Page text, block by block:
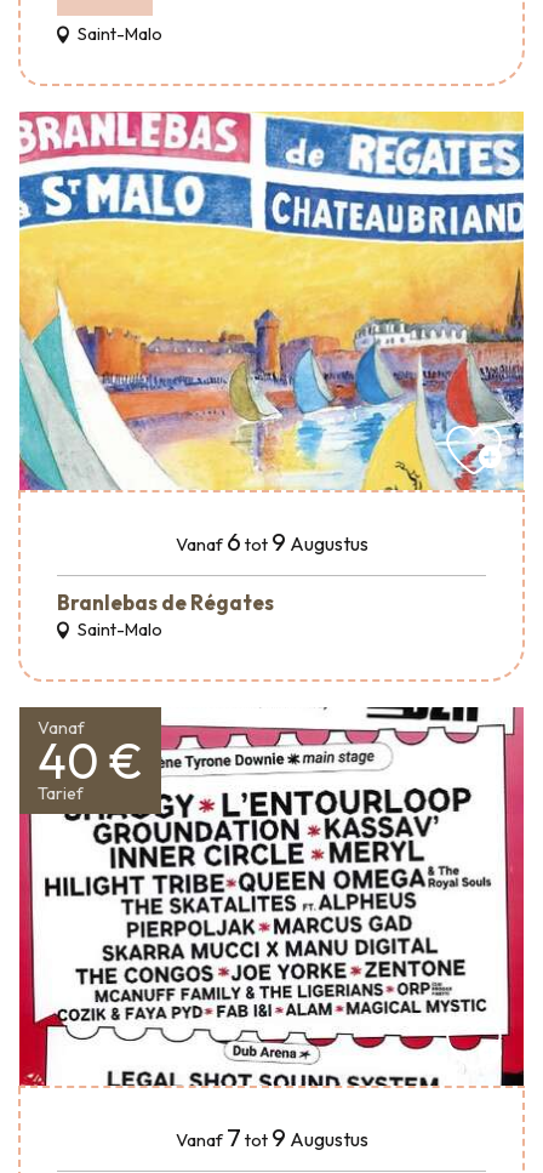
Saint-Malo
Vanaf 6 tot 9 Augustus
Branlebas de Régates
Saint-Malo
Vanaf
40 €
Tarief
Vanaf 7 tot 9 Augustus